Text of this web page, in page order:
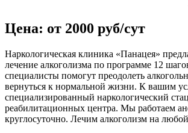
Цена: от 2000 руб/сут
Наркологическая клиника «Панацея»
лечение алкоголизма по программе 12
специалисты помогут преодолеть
вернуться к нормальной жизни. К вашим
специализированный наркологический
реабилитационных центра. Мы работаем
круглосуточно. Лечим алкоголизм на